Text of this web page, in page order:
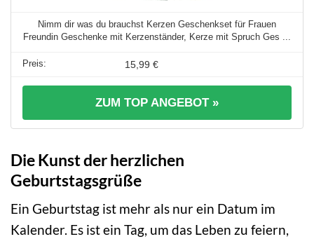
Nimm dir was du brauchst Kerzen Geschenkset für Frauen
Freundin Geschenke mit Kerzenständer, Kerze mit Spruch Ges ...
15,99 €
ZUM TOP ANGEBOT »
Die Kunst der herzlichen
Geburtstagsgrüße
Ein Geburtstag ist mehr als nur ein Datum im
Kalender. Es ist ein Tag, um das Leben zu feiern,